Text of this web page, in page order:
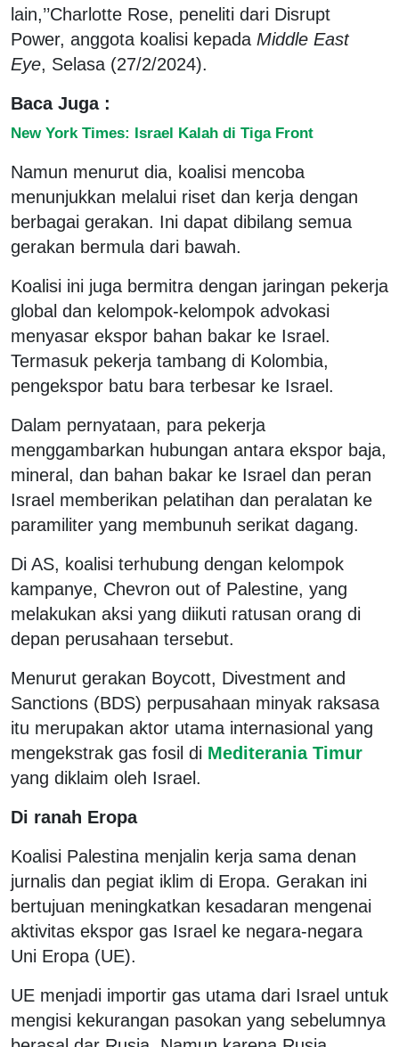
lain,’’Charlotte Rose, peneliti dari Disrupt
Power, anggota koalisi kepada Middle East
Eye, Selasa (27/2/2024).
Baca Juga :
New York Times: Israel Kalah di Tiga Front
Namun menurut dia, koalisi mencoba
menunjukkan melalui riset dan kerja dengan
berbagai gerakan. Ini dapat dibilang semua
gerakan bermula dari bawah.
Koalisi ini juga bermitra dengan jaringan pekerja
global dan kelompok-kelompok advokasi
menyasar ekspor bahan bakar ke Israel.
Termasuk pekerja tambang di Kolombia,
pengekspor batu bara terbesar ke Israel.
Dalam pernyataan, para pekerja
menggambarkan hubungan antara ekspor baja,
mineral, dan bahan bakar ke Israel dan peran
Israel memberikan pelatihan dan peralatan ke
paramiliter yang membunuh serikat dagang.
Di AS, koalisi terhubung dengan kelompok
kampanye, Chevron out of Palestine, yang
melakukan aksi yang diikuti ratusan orang di
depan perusahaan tersebut.
Menurut gerakan Boycott, Divestment and
Sanctions (BDS) perpusahaan minyak raksasa
itu merupakan aktor utama internasional yang
mengekstrak gas fosil di Mediterania Timur
yang diklaim oleh Israel.
Di ranah Eropa
Koalisi Palestina menjalin kerja sama denan
jurnalis dan pegiat iklim di Eropa. Gerakan ini
bertujuan meningkatkan kesadaran mengenai
aktivitas ekspor gas Israel ke negara-negara
Uni Eropa (UE).
UE menjadi importir gas utama dari Israel untuk
mengisi kekurangan pasokan yang sebelumnya